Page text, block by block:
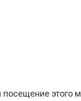
посещение этого